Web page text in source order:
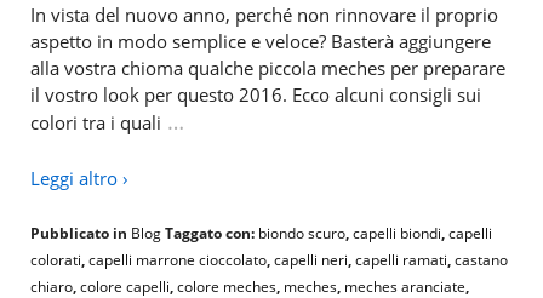
In vista del nuovo anno, perché non rinnovare il proprio
aspetto in modo semplice e veloce? Basterà aggiungere
alla vostra chioma qualche piccola meches per preparare
il vostro look per questo 2016. Ecco alcuni consigli sui
colori tra i quali …
Leggi altro ›
Pubblicato in BlogTaggato con: biondo scuro,capelli biondi,capelli
colorati,capelli marrone cioccolato,capelli neri,capelli ramati,castano
chiaro,colore capelli,colore meches, meches, meches aranciate,